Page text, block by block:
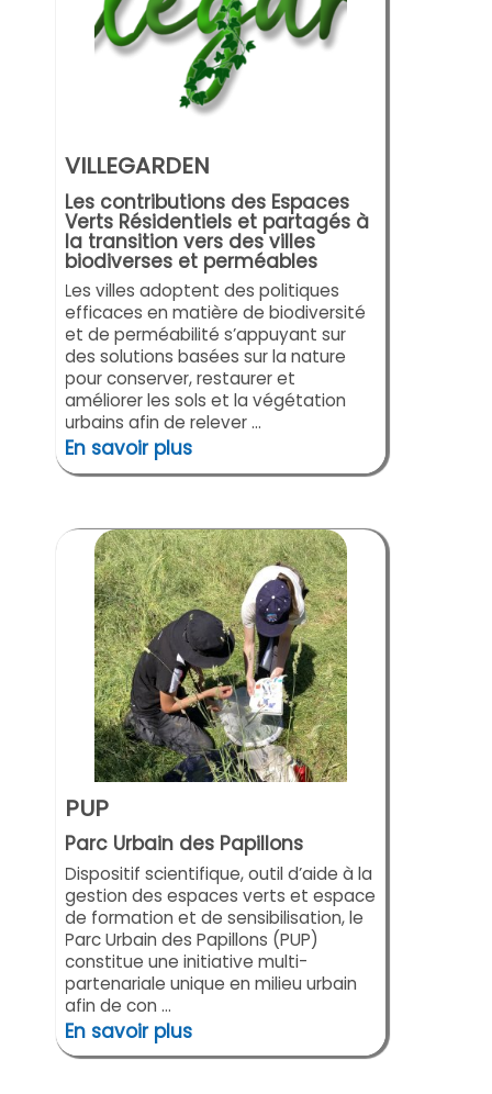
VILLEGARDEN
Les contributions des Espaces
Verts Résidentiels et partagés à
la transition vers des villes
biodiverses et perméables
Les villes adoptent des politiques
efficaces en matière de biodiversité
et de perméabilité s’appuyant sur
des solutions basées sur la nature
pour conserver, restaurer et
améliorer les sols et la végétation
urbains afin de relever ...
En savoir plus
PUP
Parc Urbain des Papillons
Dispositif scientifique, outil d’aide à la
gestion des espaces verts et espace
de formation et de sensibilisation, le
Parc Urbain des Papillons (PUP)
constitue une initiative multi-
partenariale unique en milieu urbain
afin de con ...
En savoir plus